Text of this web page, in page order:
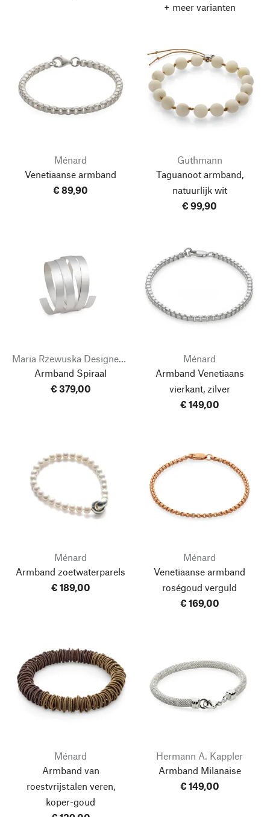
+ meer varianten
Ménard
Venetiaanse armband
€ 89,90
Guthmann
Taguanoot armband,
natuurlijk wit
€ 99,90
Maria Rzewuska Designerschmuck
Armband Spiraal
€ 379,00
Ménard
Armband Venetiaans
vierkant, zilver
€ 149,00
Ménard
Armband zoetwaterparels
€ 189,00
Ménard
Venetiaanse armband
roségoud verguld
€ 169,00
Ménard
Armband van
roestvrijstalen veren,
koper-goud
Hermann A. Kappler
Armband Milanaise
€ 149,00